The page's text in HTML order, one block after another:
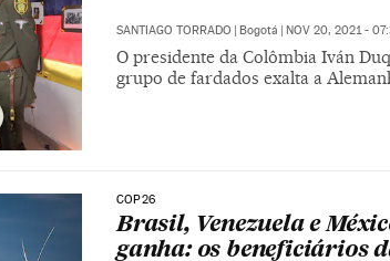
SANTIAGO TORRADO | Bogotá | NOV 20, 2021 -
O presidente da Colômbia Iván
grupo de fardados exalta a
COP26
Brasil, Venezuela e
ganha: os beneficiários